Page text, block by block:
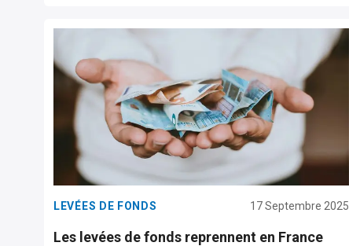
LEVÉES DE FONDS 17 Septembre 2025
Les levées de fonds reprennent en France